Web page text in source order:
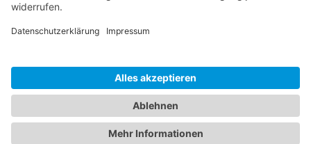
Was habt ihr euch zuletzt gekauft?
LarsKlars 3. März 2025 um 10:08
Kontakt
Datenschutzerklärung
Nutzungsbedingungen